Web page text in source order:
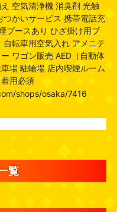
空気清浄機 消臭剤 光触
かいサービス 携帯電話充
ブースあり ひざ掛け用ブ
転車用空気入れ アメニテ
ワゴン販売 AED（自動体
場 駐輪場 店内喫煙ルーム
用必須
shops/osaka/7416
覧